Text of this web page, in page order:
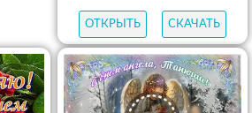
ОТКРЫТЬ СКАЧАТЬ